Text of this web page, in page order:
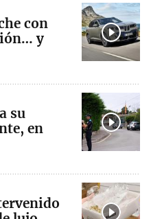
con
y
su
en